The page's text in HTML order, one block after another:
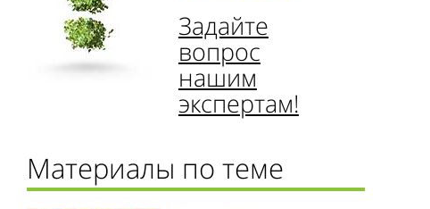
Задайте
вопрос
нашим
экспертам!
Материалы по теме